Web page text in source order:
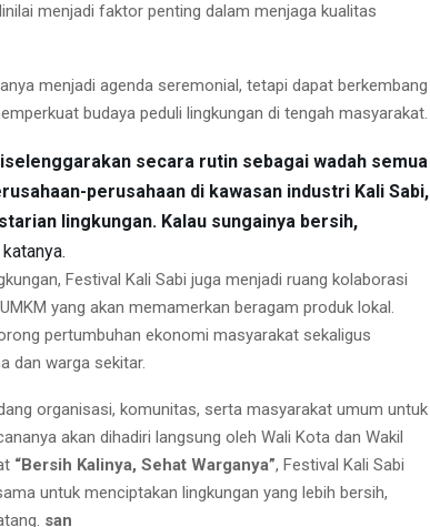
menjadi faktor penting dalam menjaga kualitas
menjadi agenda seremonial, tetapi dapat berkembang
budaya peduli lingkungan di tengah masyarakat.
secara rutin sebagai wadah semua
perusahaan di kawasan industri Kali Sabi,
lingkungan. Kalau sungainya bersih,
katanya.
Festival Kali Sabi juga menjadi ruang kolaborasi
yang akan memamerkan beragam produk lokal.
pertumbuhan ekonomi masyarakat sekaligus
dan warga sekitar.
organisasi, komunitas, serta masyarakat umum untuk
akan dihadiri langsung oleh Wali Kota dan Wakil
“Bersih Kalinya, Sehat Warganya”, Festival Kali Sabi
untuk menciptakan lingkungan yang lebih bersih,
san